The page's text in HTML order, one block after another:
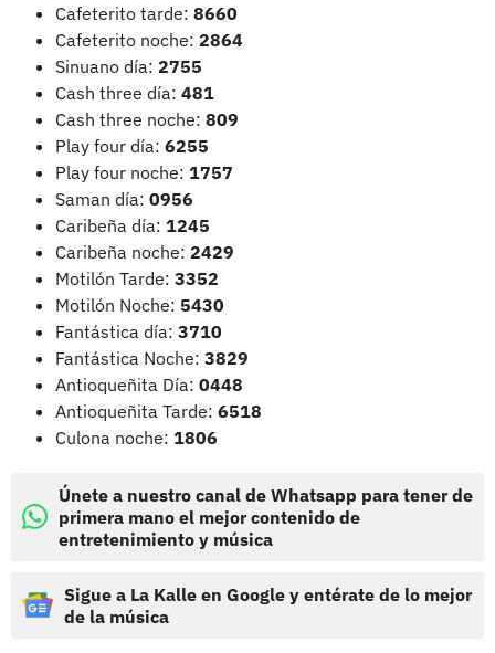
Cafeterito tarde: 8660
Cafeterito noche: 2864
Sinuano día: 2755
Cash three día: 481
Cash three noche: 809
Play four día: 6255
Play four noche: 1757
Saman día: 0956
Caribeña día: 1245
Caribeña noche: 2429
Motilón Tarde: 3352
Motilón Noche: 5430
Fantástica día: 3710
Fantástica Noche: 3829
Antioqueñita Día: 0448
Antioqueñita Tarde: 6518
Culona noche: 1806
Únete a nuestro canal de Whatsapp para tener de
primera mano el mejor contenido de
entretenimiento y música
Sigue a La Kalle en Google y entérate de lo mejor
de la música